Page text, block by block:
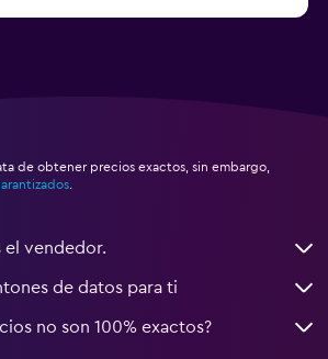
de obtener precios exactos, sin embargo,
el vendedor.
de datos para ti
no son 100% exactos?